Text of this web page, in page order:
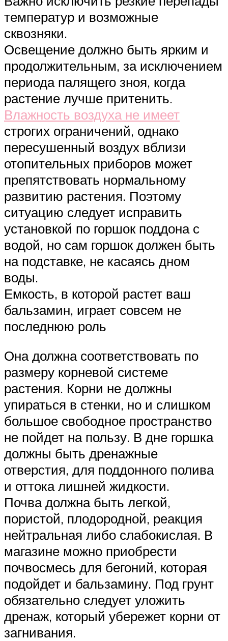
температур и возможные
сквозняки.
Освещение должно быть ярким и
продолжительным, за исключением
периода палящего зноя, когда
растение лучше притенить.
Влажность воздуха не имеет
строгих ограничений, однако
пересушенный воздух вблизи
отопительных приборов может
препятствовать нормальному
развитию растения. Поэтому
ситуацию следует исправить
установкой по горшок поддона с
водой, но сам горшок должен быть
на подставке, не касаясь дном
воды.
Емкость, в которой растет ваш
бальзамин, играет совсем не
последнюю роль
Она должна соответствовать по
размеру корневой системе
растения. Корни не должны
упираться в стенки, но и слишком
большое свободное пространство
не пойдет на пользу. В дне горшка
должны быть дренажные
отверстия, для поддонного полива
и оттока лишней жидкости.
Почва должна быть легкой,
пористой, плодородной, реакция
нейтральная либо слабокислая. В
магазине можно приобрести
почвосмесь для бегоний, которая
подойдет и бальзамину. Под грунт
обязательно следует уложить
дренаж, который убережет корни от
загнивания.